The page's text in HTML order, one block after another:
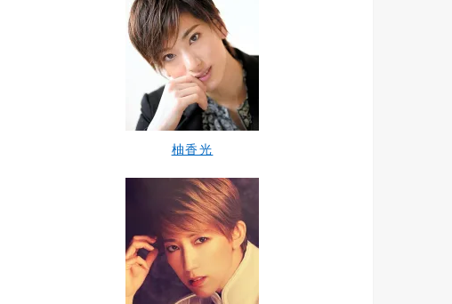
柚香光